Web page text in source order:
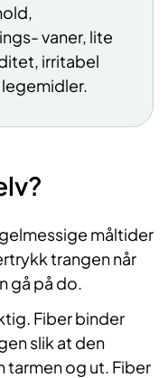
vaner, lite
irritabel
måltider
trangen når
gå på do.
Fiber binder
slik at den
tarmen og ut. Fiber